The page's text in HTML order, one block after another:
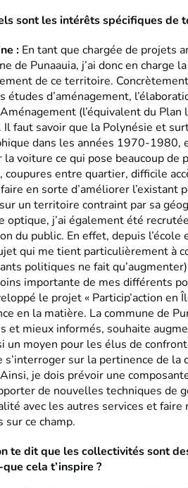
sont les intérêts spécifiques de
: En tant que chargée de projets
de Punaauia, j’ai donc en
de ce territoire.
études d’aménagement,
(l’équivalent du
Il faut savoir que la Polynésie et
dans les années 1970-1980,
la voiture ce qui pose beaucoup de
coupures entre quartier, difficile
en sorte d’améliorer l’existant
un territoire contraint par sa
optique, j’ai également été
du public. En effet, depuis
qui me tient particulièrement à
politiques ne fait
importante de mes différents
le projet « Particip’action en
en la matière. La commune de
et mieux informés, souhaite
un moyen pour les élus de
s’interroger sur la pertinence de
je dois prévoir une
de nouvelles techniques de
avec les autres services et
sur ce champ.
te dit que les collectivités sont
cela t’inspire ?